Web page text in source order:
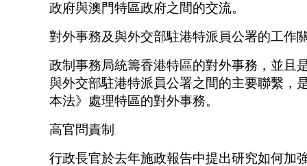
政府與澳門特區政府之間的交流。
對外事務及與外交部駐港特派員公署的工作
政制事務局統籌香港特區的對外事務，並且
與外交部駐港特派員公署之間的主要聯繫，
本法》處理特區的對外事務。
高官問責制
行政長官於去年施政報告中提出研究如何加